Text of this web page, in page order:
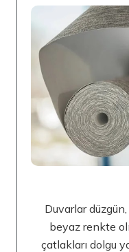
Duvarlar
beyaz renkte
çatlakları dolgu